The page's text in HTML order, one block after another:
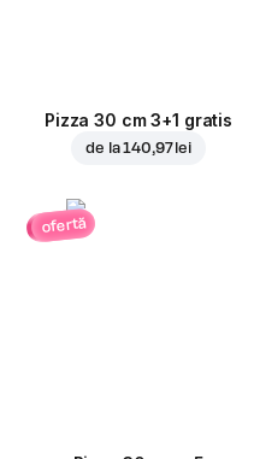
Pizza 30 cm 3+1 gratis
de la140,97 lei
ofertă